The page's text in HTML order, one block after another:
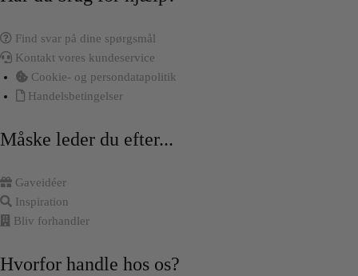
Find svar på dine spørgsmål
Kontakt vores kundeservice
Cookie- og persondatapolitik
Handelsbetingelser
Måske leder du efter...
Gaveidéer
Inspiration
Bliv forhandler
Hvorfor handle hos os?